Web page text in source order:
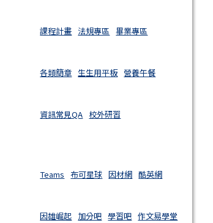
課程計畫 法規專區 畢業專區
各類簡章 生生用平板 營養午餐
資訊常見QA 校外研習
Teams 布可星球 因材網 酷英網
因雄崛起 加分吧 學習吧 作文易學堂